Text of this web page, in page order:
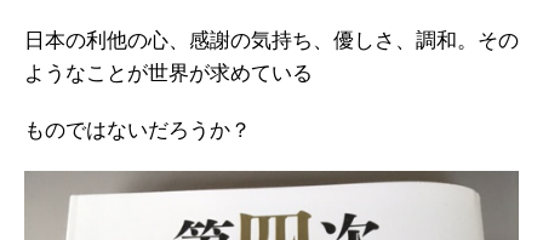
日本の利他の心、感謝の気持ち、優しさ、調和。その
ようなことが世界が求めている
ものではないだろうか？